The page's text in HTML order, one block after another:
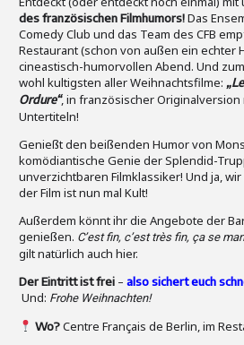
des französischen Filmhumors!Das
Comedy Club und das Team des CFB
Restaurant (schon von außen ein echter
cineastisch-humorvollen Abend. Und
wohl kultigsten aller Weihnachtsfilme:
Ordure“, in französischer Originalversion
Untertiteln!
Genießt den beißenden Humor von
komödiantische Genie der Splendid-
unverzichtbaren Filmklassiker! Und ja,
der Film ist nun mal Kult!
Außerdem könnt ihr die Angebote der
genießen. C’est fin, c’est très fin, ça se
gilt natürlich auch hier.
Der Eintritt ist frei – also sichert euch
Und: Frohe Weihnachten!
Wo?Centre Français de Berlin, im